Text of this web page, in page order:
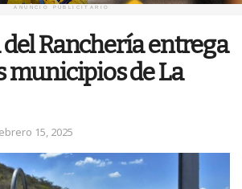
ANUNCIO PUBLICITARIO
del Ranchería entrega
municipios de La
15, 2025